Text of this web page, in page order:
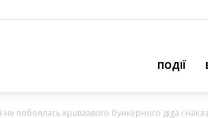
ПОДІЇ
не побоялась крuвaaвoro бyнкерноrо діgа і